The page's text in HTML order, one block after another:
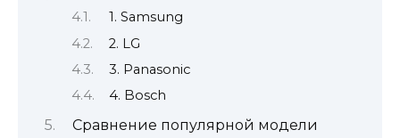
1. Samsung
2. LG
3. Panasonic
4. Bosch
Сравнение популярной модели